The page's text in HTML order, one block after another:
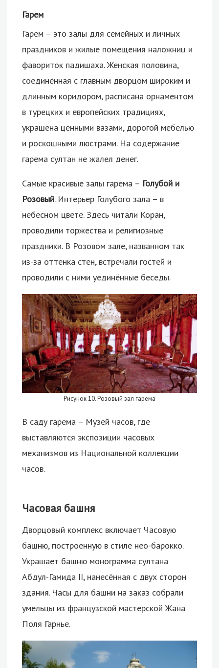
Гарем
Гарем – это залы для семейных и личных
праздников и жилые помещения наложниц и
фавориток падишаха. Женская половина,
соединённая с главным дворцом широким и
длинным коридором, расписана орнаментом
в турецких и европейских традициях,
украшена ценными вазами, дорогой мебелью
и роскошными люстрами. На содержание
гарема султан не жалел денег.
Самые красивые залы гарема – Голубой и
Розовый. Интерьер Голубого зала – в
небесном цвете. Здесь читали Коран,
проводили торжества и религиозные
праздники. В Розовом зале, названном так
из-за оттенка стен, встречали гостей и
проводили с ними уединённые беседы.
Рисунок 10. Розовый зал гарема
В саду гарема – Музей часов, где
выставляются экспозиции часовых
механизмов из Национальной коллекции
часов.
Часовая башня
Дворцовый комплекс включает Часовую
башню, построенную в стиле нео-барокко.
Украшает башню монограмма султана
Абдул-Гамида II, нанесённая с двух сторон
здания. Часы для башни на заказ собрали
умельцы из французской мастерской Жана
Поля Гарнье.